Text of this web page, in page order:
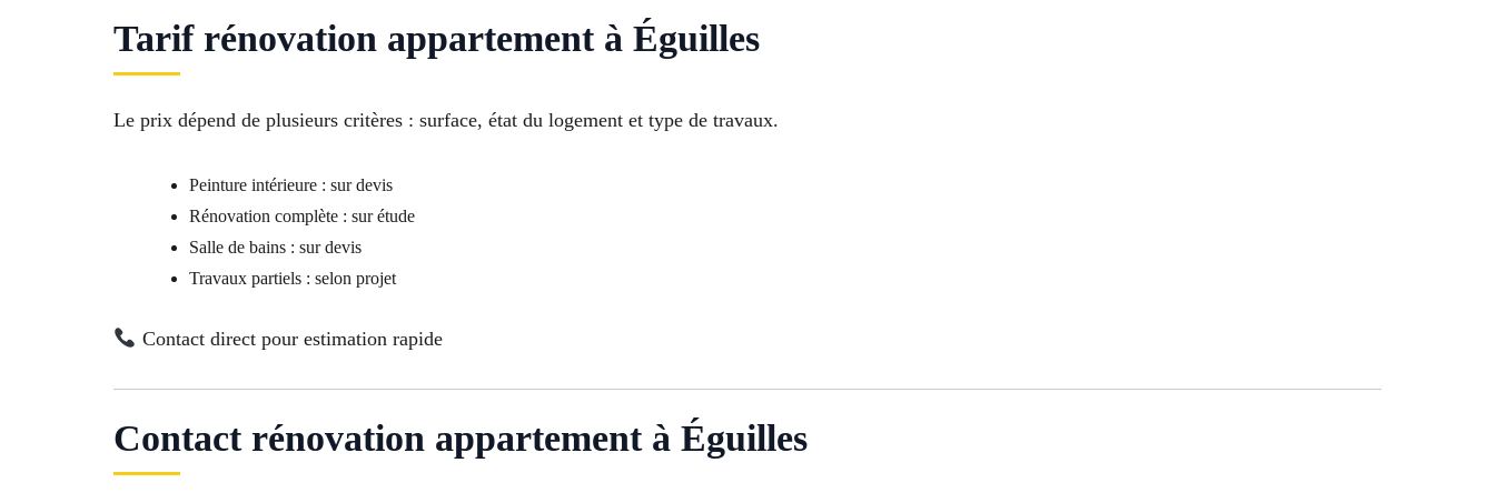
Tarif rénovation appartement à Éguilles
Le prix dépend de plusieurs critères : surface, état du logement et type de travaux.
Peinture intérieure : sur devis
Rénovation complète : sur étude
Salle de bains : sur devis
Travaux partiels : selon projet
Contact direct pour estimation rapide
Contact rénovation appartement à Éguilles